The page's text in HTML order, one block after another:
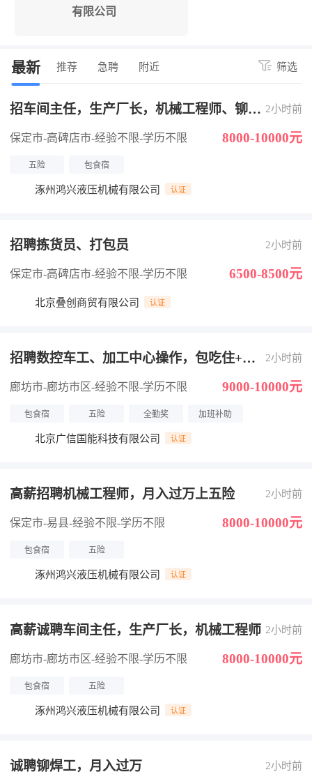
有限公司
最新 推荐 急聘 附近 筛选
招车间主任，生产厂长，机械工程师、铆焊 2小时前
保定市-高碑店市-经验不限-学历不限 8000-10000元
五险 包食宿
涿州鸿兴液压机械有限公司 认证
招聘拣货员、打包员 2小时前
保定市-高碑店市-经验不限-学历不限 6500-8500元
北京叠创商贸有限公司 认证
招聘数控车工、加工中心操作，包吃住+社
2小时前
廊坊市-廊坊市区-经验不限-学历不限 9000-10000元
包食宿 五险 全勤奖 加班补助
北京广信国能科技有限公司 认证
高薪招聘机械工程师，月入过万上五险 2小时前
保定市-易县-经验不限-学历不限 8000-10000元
包食宿 五险
涿州鸿兴液压机械有限公司 认证
高薪诚聘车间主任，生产厂长，机械工程师 2小时前
廊坊市-廊坊市区-经验不限-学历不限 8000-10000元
包食宿 五险
涿州鸿兴液压机械有限公司 认证
诚聘铆焊工，月入过万 2小时前